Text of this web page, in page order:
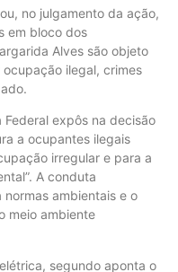
no julgamento da ação,
em bloco dos
Alves são objeto
ilegal, crimes
expôs na decisão
a ocupantes ilegais
irregular e para a
A conduta
ambientais e o
meio ambiente
segundo aponta o